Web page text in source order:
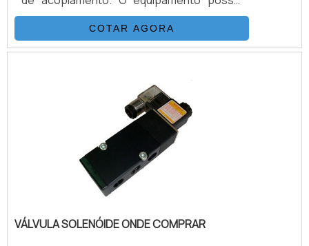
possibilidades variadas na realização de
contatos mecânicos ou indutivos. Também
oferece condições para uso com um, dois,
um único monitor e trazendo inúmeras
possibilidades.O equipamento chave micro
tipo switch série MB600 é construído a
partir de materiais nobre e, garant.
COTAR AGORA
VÁLVULA SOLENÓIDE ONDE COMPRAR